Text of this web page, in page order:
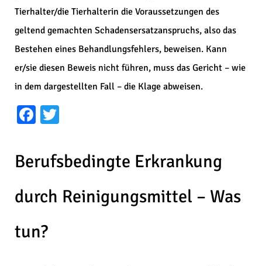
Tierhalter/die Tierhalterin die Voraussetzungen des
geltend gemachten Schadensersatzanspruchs, also das
Bestehen eines Behandlungsfehlers, beweisen. Kann
er/sie diesen Beweis nicht führen, muss das Gericht – wie
in dem dargestellten Fall – die Klage abweisen.
Facebook
Berufsbedingte Erkrankung
durch Reinigungsmittel – Was
tun?